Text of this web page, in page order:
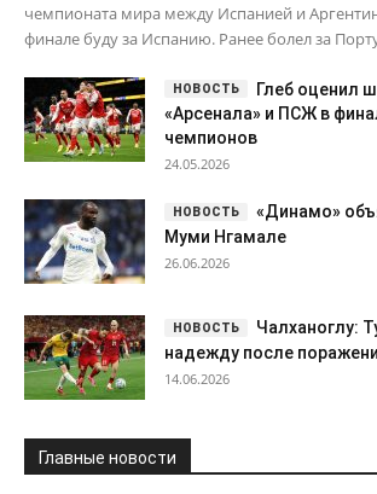
чемпионата мира между Испанией и
финале буду за Испанию. Ранее болел за
Глеб оценил
«Арсенала» и ПСЖ в
чемпионов
24.05.2026
«Динамо»
Муми Нгамале
26.06.2026
Чалханоглу:
надежду после
14.06.2026
Главные новости